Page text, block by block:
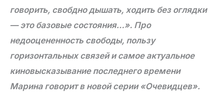
говорить, свобдно дышать, ходить без оглядки
— это базовые состояния…». Про
недооцененность свободы, пользу
горизонтальных связей и самое актуальное
киновысказывание последнего времени
Марина говорит в новой серии «Очевидцев».